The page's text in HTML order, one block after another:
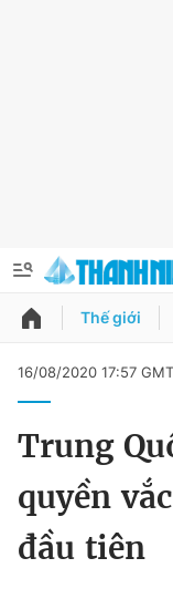
QUẢNG CÁO
Chuyên mục
Chuyên mục khác
Đổi mật khẩu
Tin đã lưu
Tin đã xem
Thế giới
16/08/2020 17:57
Trung
quyền
đầu tiên